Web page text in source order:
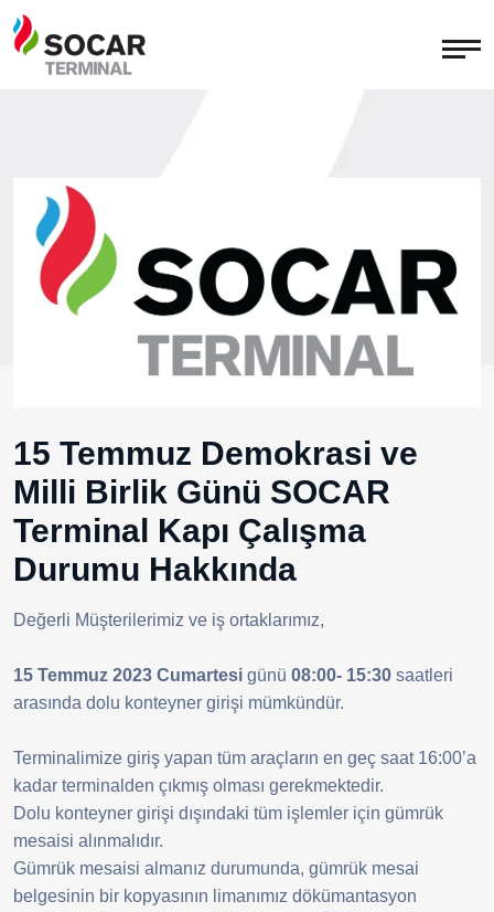
15 Temmuz Demokrasi ve
Milli Birlik Günü SOCAR
Terminal Kapı Çalışma
Durumu Hakkında
Değerli Müşterilerimiz ve iş ortaklarımız,
15 Temmuz 2023 Cumartesi günü 08:00- 15:30 saatleri
arasında dolu konteyner girişi mümkündür.
Terminalimize giriş yapan tüm araçların en geç saat 16:00’a
kadar terminalden çıkmış olması gerekmektedir.
Dolu konteyner girişi dışındaki tüm işlemler için gümrük
mesaisi alınmalıdır.
Gümrük mesaisi almanız durumunda, gümrük mesai
belgesinin bir kopyasının limanımız dökümantasyon